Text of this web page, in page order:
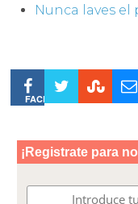
Nunca laves
FACEBOOK